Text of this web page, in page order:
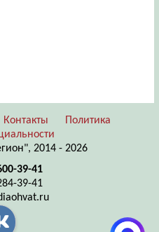
Контакты
Политика
2014 - 2026
39-41
39-41